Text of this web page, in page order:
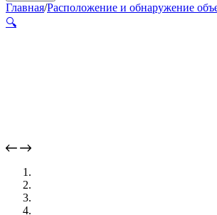
Главная/Расположение и обнаружение
🔍